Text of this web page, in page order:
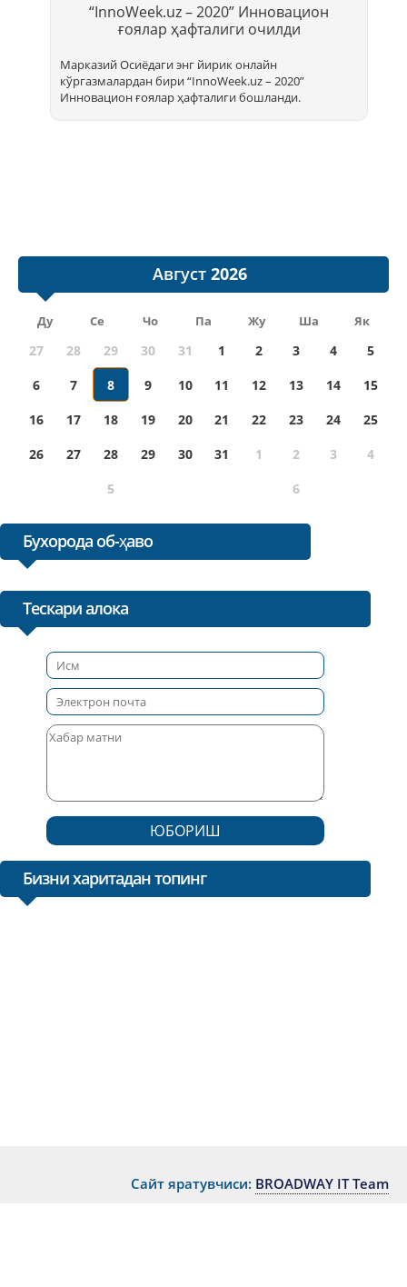
“InnoWeek.uz – 2020” Инновацион
ғоялар ҳафталиги очилди
Марказий Осиёдаги энг йирик онлайн
кўргазмалардан бири “InnoWееk.uz – 2020”
Инновацион ғоялар ҳафталиги бошланди.
Август
Ду Се Чо Па Жу Ша Як
27 28 29 30 31 1 2 3 4
5
6
7 8 9 10 11 12 13 14
15
16
17 18 19 20 21 22 23 24
25
26
27 28 29 30 31 1 2 3
4
5
6
Бухорода об-ҳаво
Тескари алока
ЮБОРИШ
Бизни харитадан топинг
Сайт яратувчиси: BROADWAY IT Team